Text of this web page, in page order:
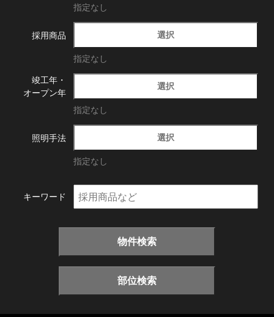
指定なし
採用商品 選択
指定なし
竣工年・
オープン年
選択
指定なし
照明手法 選択
指定なし
キーワード
物件検索
部位検索